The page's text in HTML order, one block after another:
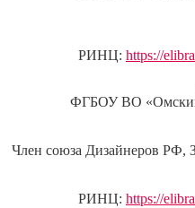
РИНЦ: https://
ФГБОУ ВО «Омский
Член союза Дизайнеров РФ,
РИНЦ: https://